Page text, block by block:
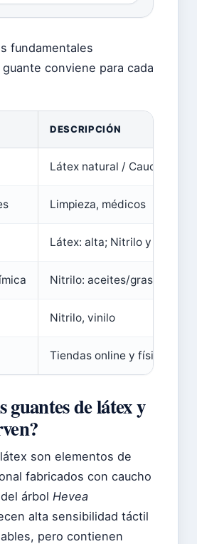
fundamentales
conviene para cada
DESCRIPCIÓN
Látex natural / Caucho
Limpieza, médicos
Látex: alta; Nitrilo y Vinilo:
Nitrilo: aceites/grasas;
Nitrilo, vinilo
Tiendas online y físicas
guantes de látex y
son elementos de
fabricados con caucho
árbol Hevea
alta sensibilidad táctil
pero contienen